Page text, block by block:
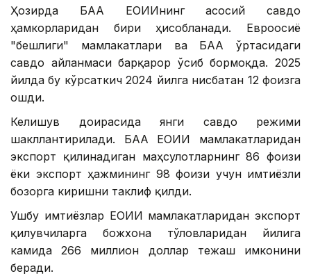
Ҳозирда БАА ЕОИИнинг асосий савдо
ҳамкорларидан бири ҳисобланади. Евроосиё
"бешлиги" мамлакатлари ва БАА ўртасидаги
савдо айланмаси барқарор ўсиб бормоқда. 2025
йилда бу кўрсаткич 2024 йилга нисбатан 12 фоизга
ошди.
Келишув доирасида янги савдо режими
шакллантирилади. БАА ЕОИИ мамлакатларидан
экспорт қилинадиган маҳсулотларнинг 86 фоизи
ёки экспорт ҳажмининг 98 фоизи учун имтиёзли
бозорга киришни таклиф қилди.
Ушбу имтиёзлар ЕОИИ мамлакатларидан экспорт
қилувчиларга божхона тўловларидан йилига
камида 266 миллион доллар тежаш имконини
беради.